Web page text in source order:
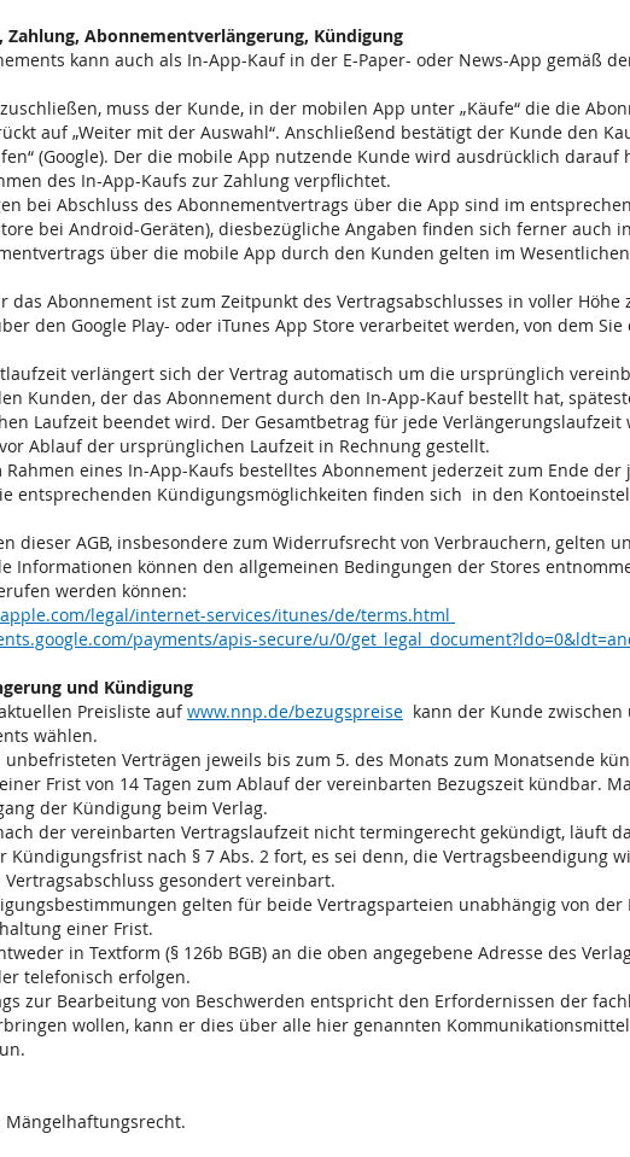
Zahlung, Abonnementverlängerung, Kündigung
kann auch als In-App-Kauf in der E-Paper- oder News-App gemäß
muss der Kunde, in der mobilen App unter „Käufe“ die die
auf „Weiter mit der Auswahl“. Anschließend bestätigt der Kunde den
(Google). Der die mobile App nutzende Kunde wird ausdrücklich darauf
des In-App-Kaufs zur Zahlung verpflichtet.
bei Abschluss des Abonnementvertrags über die App sind im
bei Android-Geräten), diesbezügliche Angaben finden sich ferner auch
über die mobile App durch den Kunden gelten im
das Abonnement ist zum Zeitpunkt des Vertragsabschlusses in voller Höhe
den Google Play- oder iTunes App Store verarbeitet werden, von dem
verlängert sich der Vertrag automatisch um die ursprünglich
Kunden, der das Abonnement durch den In-App-Kauf bestellt hat,
Laufzeit beendet wird. Der Gesamtbetrag für jede
Ablauf der ursprünglichen Laufzeit in Rechnung gestellt.
Rahmen eines In-App-Kaufs bestelltes Abonnement jederzeit zum Ende der
entsprechenden Kündigungsmöglichkeiten finden sich in den
dieser AGB, insbesondere zum Widerrufsrecht von Verbrauchern, gelten
Informationen können den allgemeinen Bedingungen der Stores
werden können:
legal/internet-services/itunes/de/terms.html
payments/apis-secure/u/0/
und Kündigung
Preisliste aufwww.nnp.de/bezugspreise kann der Kunde
wählen.
unbefristeten Verträgen jeweils bis zum 5. des Monats zum Monatsende
Frist von 14 Tagen zum Ablauf der vereinbarten Bezugszeit kündbar.
der Kündigung beim Verlag.
der vereinbarten Vertragslaufzeit nicht termingerecht gekündigt, läuft
nach § 7 Abs. 2 fort, es sei denn, die Vertragsbeendigung
gesondert vereinbart.
gelten für beide Vertragsparteien unabhängig von
einer Frist.
in Textform (§ 126b BGB) an die oben angegebene Adresse des
telefonisch erfolgen.
zur Bearbeitung von Beschwerden entspricht den Erfordernissen der
wollen, kann er dies über alle hier genannten
Mängelhaftungsrecht.